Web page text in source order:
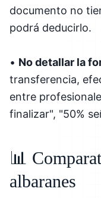
documento no
podrá deducirlo.
• No detallar la
transferencia,
entre
finalizar", "50%
📊
albaranes